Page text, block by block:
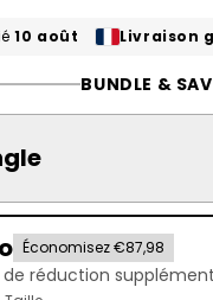
10 août Livraison
BUNDLE &
Économisez €87,98
de réduction